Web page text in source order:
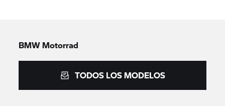
BMW Motorrad
TODOS LOS MODELOS